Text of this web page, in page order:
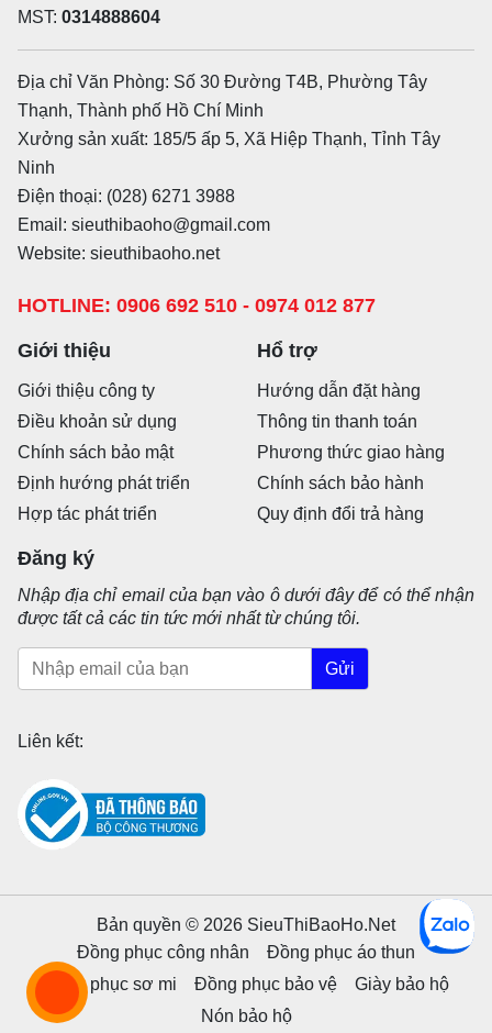
MST: 0314888604
Địa chỉ Văn Phòng: Số 30 Đường T4B, Phường Tây
Thạnh, Thành phố Hồ Chí Minh
Xưởng sản xuất: 185/5 ấp 5, Xã Hiệp Thạnh, Tỉnh Tây
Ninh
Điện thoại: (028) 6271 3988
Email: sieuthibaoho@gmail.com
Website: sieuthibaoho.net
HOTLINE: 0906 692 510 - 0974 012 877
Giới thiệu
Giới thiệu công ty
Điều khoản sử dụng
Chính sách bảo mật
Định hướng phát triển
Hợp tác phát triển
Hổ trợ
Hướng dẫn đặt hàng
Thông tin thanh toán
Phương thức giao hàng
Chính sách bảo hành
Quy định đổi trả hàng
Đăng ký
Nhập địa chỉ email của bạn vào ô dưới đây để có thể nhận
được tất cả các tin tức mới nhất từ chúng tôi.
Gửi
Liên kết:
Bản quyền © 2026 SieuThiBaoHo.Net
Đồng phục công nhân
Đồng phục áo thun
Đồng phục sơ mi
Đồng phục bảo vệ
Giày bảo hộ
Nón bảo hộ